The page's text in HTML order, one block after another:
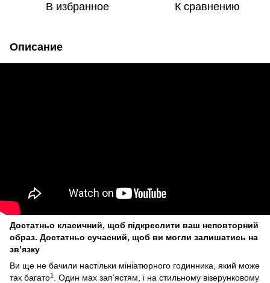
В избранное К сравнению
Описание
Достатньо класичний, щоб підкреслити ваш неповторний
образ. Достатньо сучасний, щоб ви могли залишатись на
зв’язку
Ви ще не бачили настільки мініатюрного годинника, який може
так багато1
. Один мах зап’ястям, і на стильному візерунковому